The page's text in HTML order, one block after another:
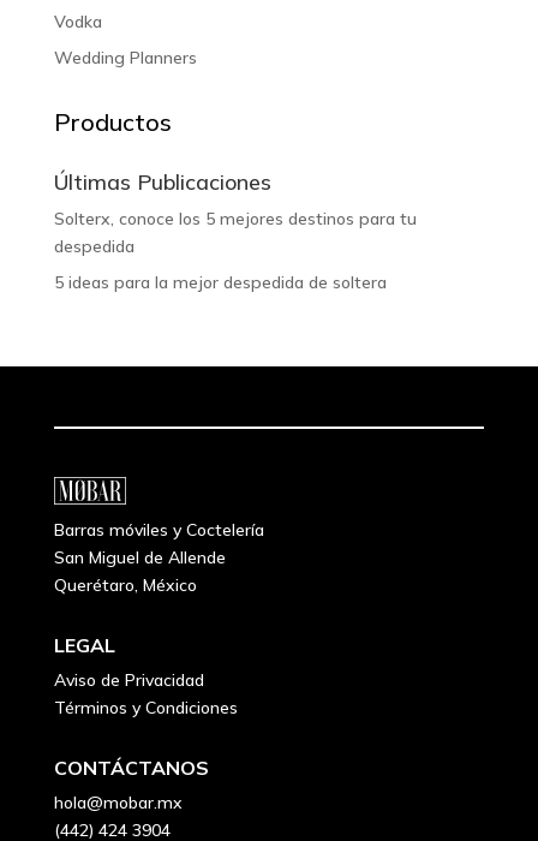
Vodka
Wedding Planners
Productos
Últimas Publicaciones
Solterx, conoce los 5 mejores destinos para tu
despedida
5 ideas para la mejor despedida de soltera
Barras móviles y Coctelería
San Miguel de Allende
Querétaro, México
LEGAL
Aviso de Privacidad
Términos y Condiciones
CONTÁCTANOS
hola@mobar.mx
(442) 424 3904